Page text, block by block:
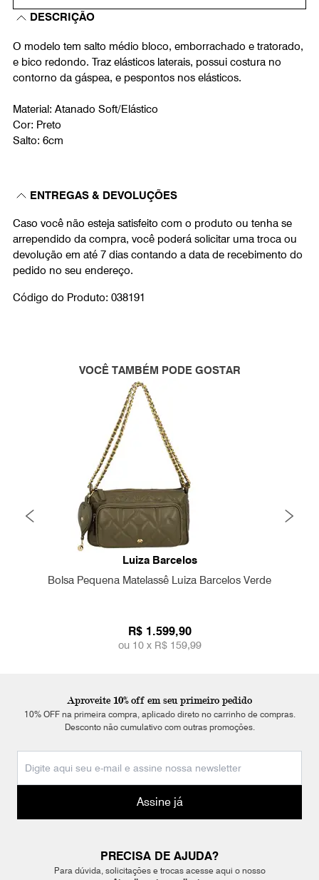
DESCRIÇÃO
O modelo tem salto médio bloco, emborrachado e tratorado,
e bico redondo. Traz elásticos laterais, possui costura no
contorno da gáspea, e pespontos nos elásticos.
Material: Atanado Soft/Elástico
Cor: Preto
Salto: 6cm
ENTREGAS & DEVOLUÇÕES
Caso você não esteja satisfeito com o produto ou tenha se
arrependido da compra, você poderá solicitar uma troca ou
devolução em até 7 dias contando a data de recebimento do
pedido no seu endereço.
Código do Produto: 038191
VOCÊ TAMBÉM PODE GOSTAR
Luiza Barcelos
Bolsa Pequena Matelassê Luiza Barcelos Verde
R$ 1.599,90
ou 10 x R$ 159,99
Aproveite 10% off em seu primeiro pedido
10% OFF na primeira compra, aplicado direto no carrinho de compras.
Desconto não cumulativo com outras promoções.
Assine já
PRECISA DE AJUDA?
Para dúvida, solicitações e trocas acesse aqui o nosso